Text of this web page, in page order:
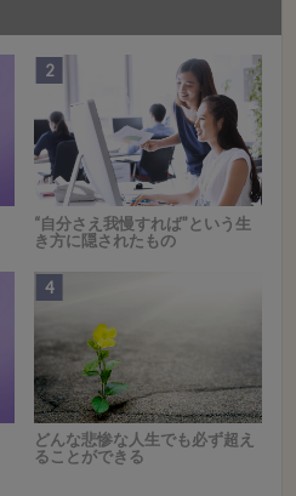
“自分さえ我慢すれば”という生
き方に隠されたもの
どんな悲惨な人生でも必ず超え
ることができる